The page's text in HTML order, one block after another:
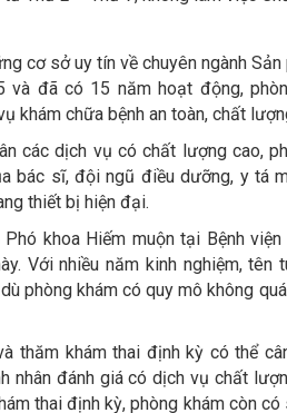
cơ sở uy tín về chuyên ngành
và đã có 15 năm hoạt động,
khám chữa bệnh an toàn, chất
các dịch vụ có chất lượng cao,
bác sĩ, đội ngũ điều dưỡng, y tá
thiết bị hiện đại.
khoa Hiếm muộn tại Bệnh
Với nhiều năm kinh nghiệm, tên
phòng khám có quy mô không
thăm khám thai định kỳ có thể
nhân đánh giá có dịch vụ chất
thai định kỳ, phòng khám còn